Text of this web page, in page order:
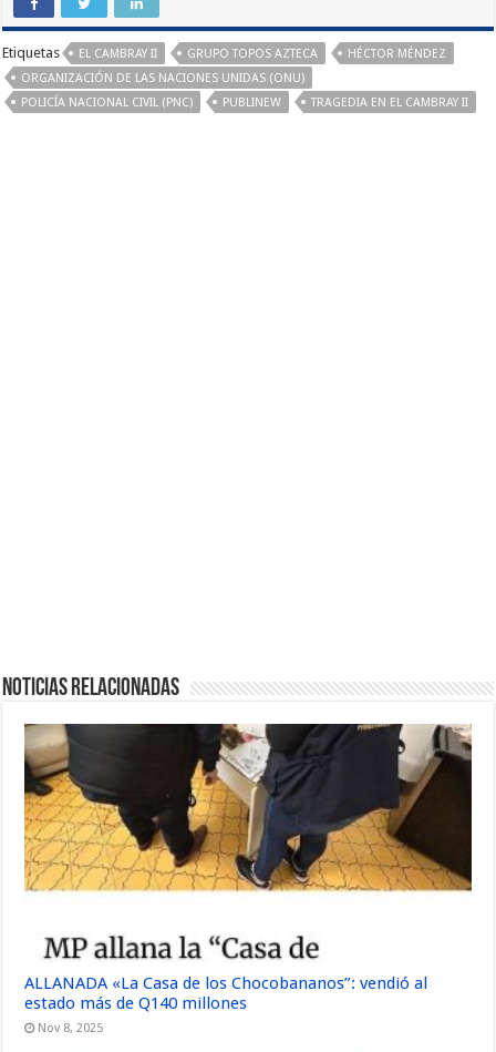
Etiquetas EL CAMBRAY II GRUPO TOPOS AZTECA
HÉCTOR MÉNDEZ
ORGANIZACIÓN DE LAS NACIONES UNIDAS (ONU)
POLICÍA NACIONAL CIVIL (PNC)
PUBLINEW TRAGEDIA EN EL CAMBRAY II
Noticias Relacionadas
ALLANADA «La Casa de los Chocobananos”: vendió al
estado más de Q140 millones
Nov 8, 2025